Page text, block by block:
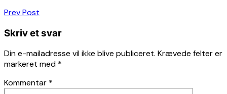
Indlægsnavigation
Prev Post
Skriv et svar
Din e-mailadresse vil ikke blive publiceret. Krævede felter er
markeret med *
Kommentar *